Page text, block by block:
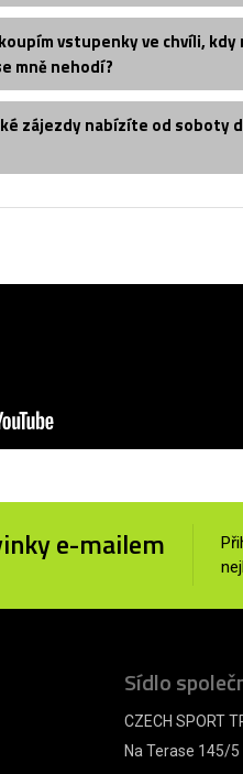
vstupenky ve chvíli,
mně nehodí?
zájezdy nabízíte od soboty
e-mailem
Sídlo
CZECH SPORT
Na Terase 145/5